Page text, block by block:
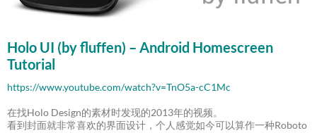
Holo UI (by fluffen) – Android Homescreen
Tutorial
https://www.youtube.com/watch?v=TnO5a-cC1Mc
在找Holo Design的素材时发现的2013年的视频。
看到封面就非常喜欢的界面设计，个人感觉如今可以算作一种Roboto